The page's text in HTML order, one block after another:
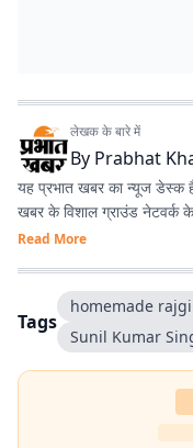
लेखक के बारे में
By Prabhat
यह प्रभात खबर का न्यूज डेस्क
खबर के विशाल ग्राउंड नेटवर्क के
Read More
Tags
homemade
Sunil Kumar